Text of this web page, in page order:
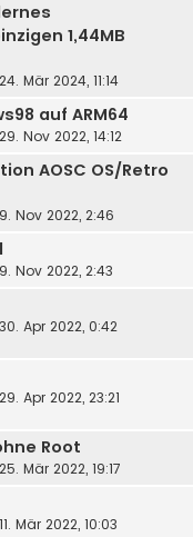
1,44MB
24. Mär 2024, 11:14
auf ARM64
29. Nov 2022, 14:12
AOSC OS/Retro
9. Nov 2022, 2:46
9. Nov 2022, 2:43
30. Apr 2022, 0:42
29. Apr 2022, 23:21
Root
25. Mär 2022, 19:17
11. Mär 2022, 10:03